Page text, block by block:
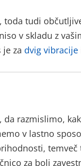
toda tudi
v skladu z
je za dvig vibracije
da razmislimo,
v lastno
za bolj